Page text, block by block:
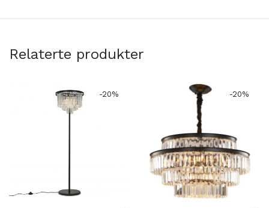
Relaterte produkter
-20% -20%